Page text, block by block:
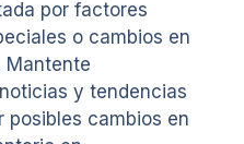
por factores
o cambios en
Mantente
y tendencias
posibles cambios en